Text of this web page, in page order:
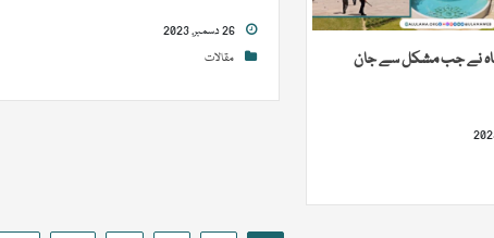
نے جب مشکل سے جان
مقالات